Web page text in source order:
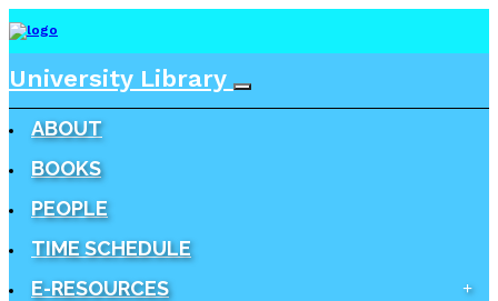
University Library
ABOUT
BOOKS
PEOPLE
TIME SCHEDULE
E-RESOURCES